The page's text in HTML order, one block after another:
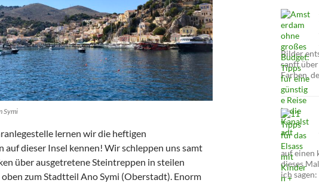
Symi
lernen wir die heftigen
auf dieser Insel kennen! Wir schleppen uns samt
über ausgetretene Steintreppen in steilen
zum Stadtteil Ano Symi (Oberstadt). Enorm
Bilder
sanft
Farben,
auf einen
dieses
ich